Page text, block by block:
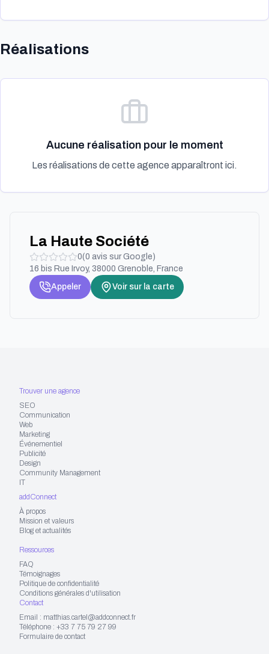
Réalisations
Aucune réalisation pour le moment
Les réalisations de cette agence apparaîtront ici.
La Haute Société
0(0 avis sur Google)
16 bis Rue Irvoy, 38000 Grenoble, France
Appeler
Voir sur la carte
Trouver une agence
SEO
Communication
Web
Marketing
Événementiel
Publicité
Design
Community Management
IT
addConnect
À propos
Mission et valeurs
Blog et actualités
Ressources
FAQ
Témoignages
Politique de confidentialité
Conditions générales d'utilisation
Contact
Email : matthias.cartel@addconnect.fr
Téléphone : +33 7 75 79 27 99
Formulaire de contact